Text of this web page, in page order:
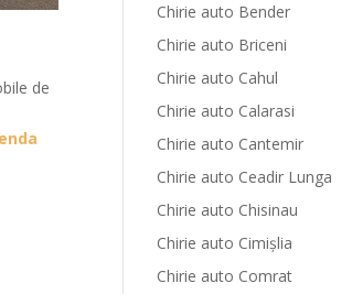
de
Chirie auto Bender
Chirie auto Briceni
Chirie auto Cahul
Chirie auto Calarasi
Chirie auto Cantemir
Chirie auto Ceadir Lunga
Chirie auto Chisinau
Chirie auto Cimișlia
Chirie auto Comrat